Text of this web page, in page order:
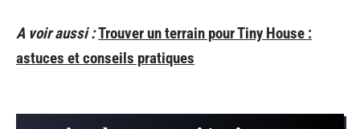
A voir aussi :Trouver un terrain pour Tiny House :
astuces et conseils pratiques